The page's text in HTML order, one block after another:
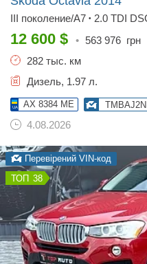
III поколение/A7 • 2.0 TDI
12 600 $ • 563 976 грн
282 тыс. км
Дизель, 1.97 л.
AX 8384 ME
4.08.2026
Перевірений VIN-код
38